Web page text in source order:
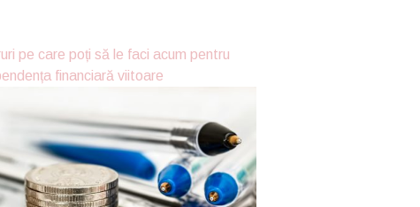
pe care poți să le faci acum pentru
financiară viitoare